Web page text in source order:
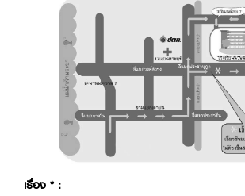
เรื่อง * :